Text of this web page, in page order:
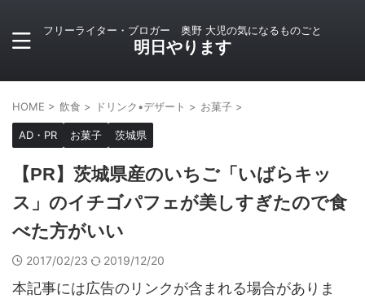
フリーライター・ブロガー 奥野 大児の気になるものごと
明日やります
HOME > 飲食 > ドリンク•デザート > お菓子 >
AD・PR お菓子 茨城県
【PR】茨城県産のいちご「いばらキッ
ス」のイチゴパフェが美しすぎたので食
べた方がいい
2017/02/23 2019/12/20
本記事には広告のリンクが含まれる場合がありま